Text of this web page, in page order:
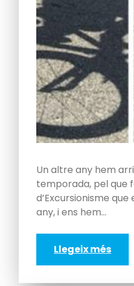
Un altre any hem
temporada, pel que
d’Excursionisme
any, i ens hem…
Llegeix més